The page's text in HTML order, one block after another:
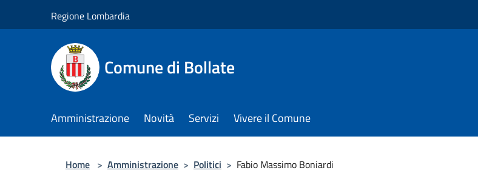
Regione Lombardia
Comune di Bollate
Amministrazione Novità Servizi Vivere il Comune
Home > Amministrazione > Politici > Fabio Massimo Boniardi